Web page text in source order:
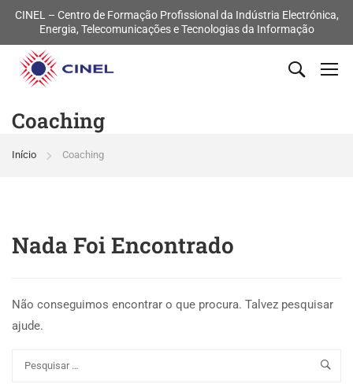
CINEL – Centro de Formação Profissional da Indústria Electrónica,
Energia, Telecomunicações e Tecnologias da Informação
Coaching
Início Coaching
Nada Foi Encontrado
Não conseguimos encontrar o que procura. Talvez pesquisar
ajude.